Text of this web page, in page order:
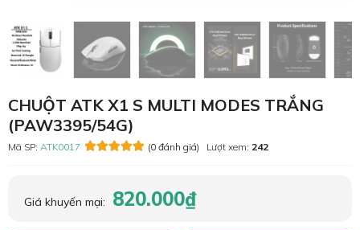
CHUỘT ATK X1 S MULTI MODES TRẮNG
(PAW3395/54G)
Mã SP: ATK0017 (0 đánh giá) Lượt xem: 242
Giá khuyến mại: 820.000₫